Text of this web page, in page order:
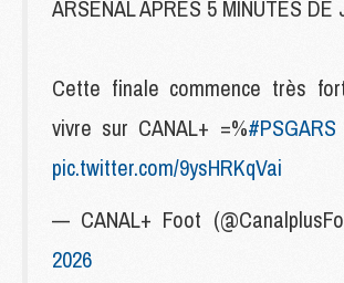
ARSENAL APRÈS 5 MINUTES DE
Cette finale commence très
vivre sur CANAL+ =%#PSGARS
pic.twitter.com/9ysHRKqVai
— CANAL+ Foot
2026